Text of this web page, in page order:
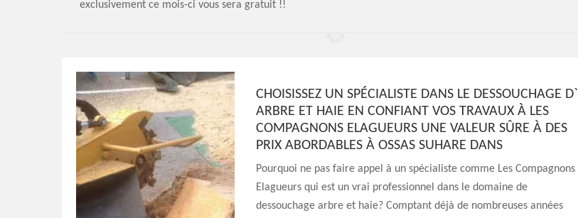
exclusivement ce mois-ci vous sera gratuit !!
CHOISISSEZ UN SPÉCIALISTE DANS LE DESSOUCHAGE D`
ARBRE ET HAIE EN CONFIANT VOS TRAVAUX À LES
COMPAGNONS ELAGUEURS UNE VALEUR SÛRE À DES
PRIX ABORDABLES À OSSAS SUHARE DANS
Pourquoi ne pas faire appel à un spécialiste comme Les Compagnons
Elagueurs qui est un vrai professionnel dans le domaine de
dessouchage arbre et haie? Comptant déjà de nombreuses années